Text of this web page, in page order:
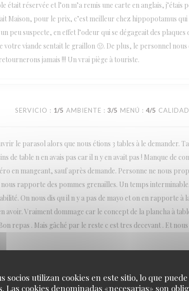
socios utilizan cookies en este sitio, lo que
Las cookies denominadas «necesarias» son
était réservée et l’on m’a remis une carte en anglais, j’étais
Maison, pour le prix, c’est meilleur chez hippopotamus qui
peu suspecte, en effet l’odeur qui se dégageait des plaques
votre viande sentait le graillon 🤢. De plus, le personnel
jamais !!! Un vrai piège à touriste.
SERVICIO : 1/5 AMBIENTE : 3/5 MENÚ : 4/5
le parasol alors que nous étions 3 tables à le demander.
de table n en avais pas car il n y en avait pas ! Manque de
en mangeant, sauf après demande. Personne ne nous
rapporte des pommes grenailles. Un temps
On nous dis qu il n y a pas de mayo et on en rapporte à
Vraiment dommage car le concept de la plancha à
repas . Mais gâché par le reste c est tres decevant . Et nous